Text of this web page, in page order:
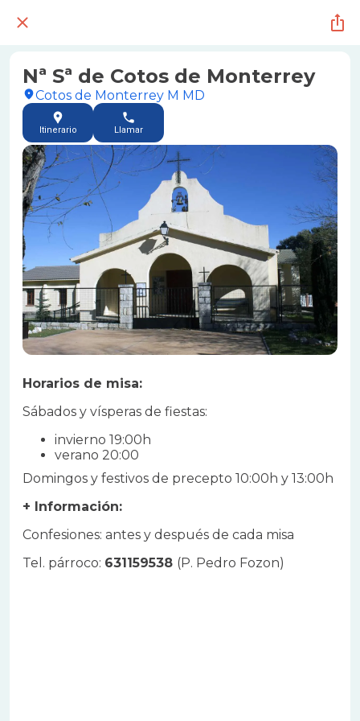
Nª Sª de Cotos de Monterrey
Cotos de Monterrey M MD
Itinerario Llamar
Horarios de misa:
Sábados y vísperas de fiestas:
invierno 19:00h
verano 20:00
Domingos y festivos de precepto 10:00h y 13:00h
+ Información:
Confesiones: antes y después de cada misa
Tel. párroco: 631159538 (P. Pedro Fozon)